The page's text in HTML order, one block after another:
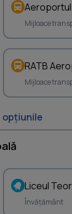
Mijloace
RATB
Mijloace
opțiunile
Liceul
Învățământ